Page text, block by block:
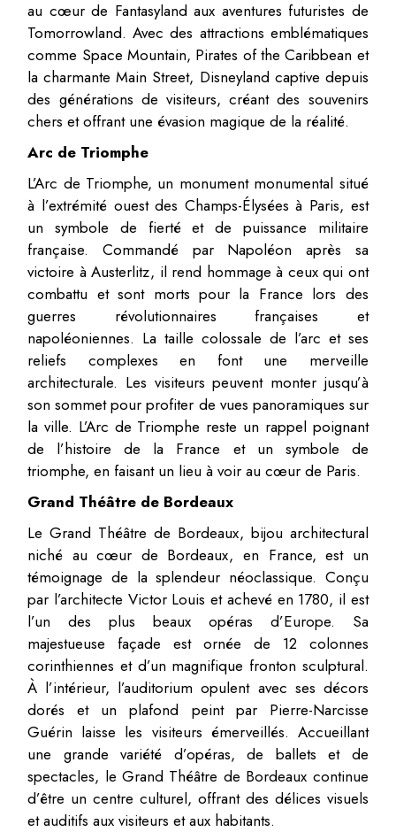
au cœur de Fantasyland aux aventures futuristes de
Tomorrowland. Avec des attractions emblématiques
comme Space Mountain, Pirates of the Caribbean et
la charmante Main Street, Disneyland captive depuis
des générations de visiteurs, créant des souvenirs
chers et offrant une évasion magique de la réalité.
Arc de Triomphe
L’Arc de Triomphe, un monument monumental situé
à l’extrémité ouest des Champs-Élysées à Paris, est
un symbole de fierté et de puissance militaire
française. Commandé par Napoléon après sa
victoire à Austerlitz, il rend hommage à ceux qui ont
combattu et sont morts pour la France lors des
guerres révolutionnaires françaises et
napoléoniennes. La taille colossale de l’arc et ses
reliefs complexes en font une merveille
architecturale. Les visiteurs peuvent monter jusqu’à
son sommet pour profiter de vues panoramiques sur
la ville. L’Arc de Triomphe reste un rappel poignant
de l’histoire de la France et un symbole de
triomphe, en faisant un lieu à voir au cœur de Paris.
Grand Théâtre de Bordeaux
Le Grand Théâtre de Bordeaux, bijou architectural
niché au cœur de Bordeaux, en France, est un
témoignage de la splendeur néoclassique. Conçu
par l’architecte Victor Louis et achevé en 1780, il est
l’un des plus beaux opéras d’Europe. Sa
majestueuse façade est ornée de 12 colonnes
corinthiennes et d’un magnifique fronton sculptural.
À l’intérieur, l’auditorium opulent avec ses décors
dorés et un plafond peint par Pierre-Narcisse
Guérin laisse les visiteurs émerveillés. Accueillant
une grande variété d’opéras, de ballets et de
spectacles, le Grand Théâtre de Bordeaux continue
d’être un centre culturel, offrant des délices visuels
et auditifs aux visiteurs et aux habitants.